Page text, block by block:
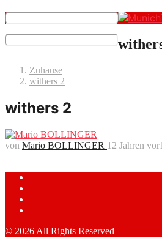
Zuhause
withers 2
withers 2
von Mario BOLLINGER 12 Jahren vor
© 2026 All Rights Reserved